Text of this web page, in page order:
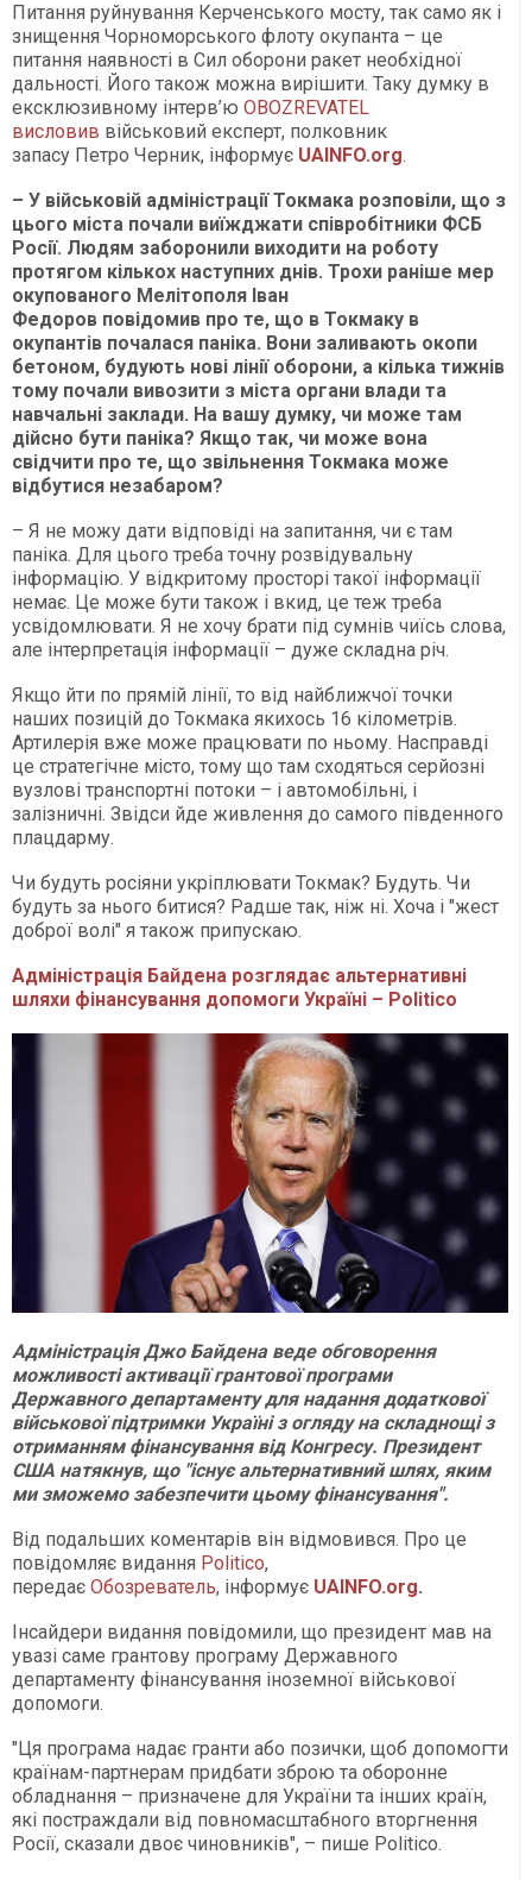
Питання руйнування Керченського мосту, так само як і
знищення Чорноморського флоту окупанта – це
питання наявності в Сил оборони ракет необхідної
дальності. Його також можна вирішити. Таку думку в
ексклюзивному інтерв’ю OBOZREVATEL
висловив військовий експерт, полковник
запасу Петро Черник, інформує UAINFO.org.
– У військовій адміністрації Токмака розповіли, що з
цього міста почали виїжджати співробітники ФСБ
Росії. Людям заборонили виходити на роботу
протягом кількох наступних днів. Трохи раніше мер
окупованого Мелітополя Іван
Федоров повідомив про те, що в Токмаку в
окупантів почалася паніка. Вони заливають окопи
бетоном, будують нові лінії оборони, а кілька тижнів
тому почали вивозити з міста органи влади та
навчальні заклади. На вашу думку, чи може там
дійсно бути паніка? Якщо так, чи може вона
свідчити про те, що звільнення Токмака може
відбутися незабаром?
– Я не можу дати відповіді на запитання, чи є там
паніка. Для цього треба точну розвідувальну
інформацію. У відкритому просторі такої інформації
немає. Це може бути також і вкид, це теж треба
усвідомлювати. Я не хочу брати під сумнів чиїсь слова,
але інтерпретація інформації – дуже складна річ.
Якщо йти по прямій лінії, то від найближчої точки
наших позицій до Токмака якихось 16 кілометрів.
Артилерія вже може працювати по ньому. Насправді
це стратегічне місто, тому що там сходяться серйозні
вузлові транспортні потоки – і автомобільні, і
залізничні. Звідси йде живлення до самого південного
плацдарму.
Чи будуть росіяни укріплювати Токмак? Будуть. Чи
будуть за нього битися? Радше так, ніж ні. Хоча і "жест
доброї волі" я також припускаю.
Адміністрація Байдена розглядає альтернативні
шляхи фінансування допомоги Україні – Politico
Адміністрація Джо Байдена веде обговорення
можливості активації грантової програми
Державного департаменту для надання додаткової
військової підтримки Україні з огляду на складнощі з
отриманням фінансування від Конгресу. Президент
США натякнув, що "існує альтернативний шлях, яким
ми зможемо забезпечити цьому фінансування".
Від подальших коментарів він відмовився. Про це
повідомляє видання Politico,
передає Обозреватель, інформує UAINFO.org.
Інсайдери видання повідомили, що президент мав на
увазі саме грантову програму Державного
департаменту фінансування іноземної військової
допомоги.
"Ця програма надає гранти або позички, щоб допомогти
країнам-партнерам придбати зброю та оборонне
обладнання – призначене для України та інших країн,
які постраждали від повномасштабного вторгнення
Росії, сказали двоє чиновників", – пише Politico.